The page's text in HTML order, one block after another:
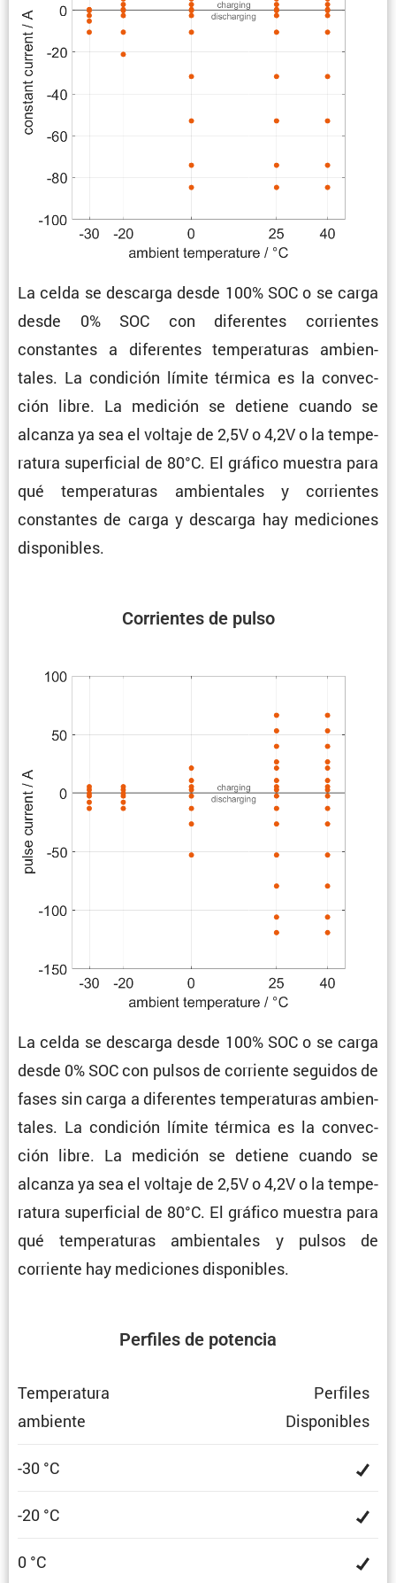
La celda se descarga desde 100% SOC o se carga
desde 0% SOC con diferentes corrientes
constantes a diferentes tempe­ra­turas ambien­
tales. La condi­ción límite térmica es la convec­
ción libre. La medición se detiene cuando se
alcanza ya sea el voltaje de 2,5V o 4,2V o la tempe­
ra­tura super­fi­cial de 80°C. El gráfico muestra para
qué tempe­ra­turas ambien­tales y corrientes
constantes de carga y descarga hay mediciones
disponibles.
Corrientes de pulso
La celda se descarga desde 100% SOC o se carga
desde 0% SOC con pulsos de corriente seguidos de
fases sin carga a diferentes tempe­ra­turas ambien­
tales. La condi­ción límite térmica es la convec­
ción libre. La medición se detiene cuando se
alcanza ya sea el voltaje de 2,5V o 4,2V o la tempe­
ra­tura super­fi­cial de 80°C. El gráfico muestra para
qué tempe­ra­turas ambien­tales y pulsos de
corriente hay mediciones disponibles.
Perfiles de potencia
Tempe­ra­tura
ambiente
Perfiles
Dispo­ni­bles
-30 °C
-20 °C
0 °C